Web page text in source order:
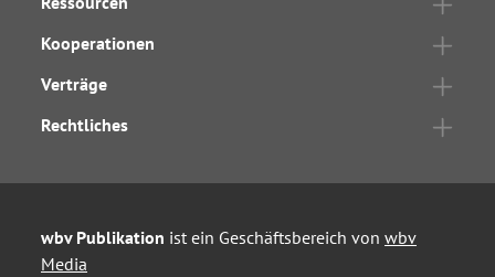
Kooperationen
Verträge
Rechtliches
wbv Publikation ist ein Geschäftsbereich von wbv
Media